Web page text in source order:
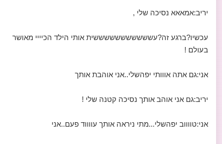
יריב:אמאאא נסיכה שלי ,
עכשיו?ברגע זה?עשששששששששששית אותי הילד הכיייי מאושר
בעולם !
אני:גם אתה אווותי יפהשלי..אני אוהבת אותך
יריב:גם אני אוהב אותך נסיכה קטנה שלי !
אני:טווווב יפהשלי...מתי ניראה אותך עווווד פעם..אני